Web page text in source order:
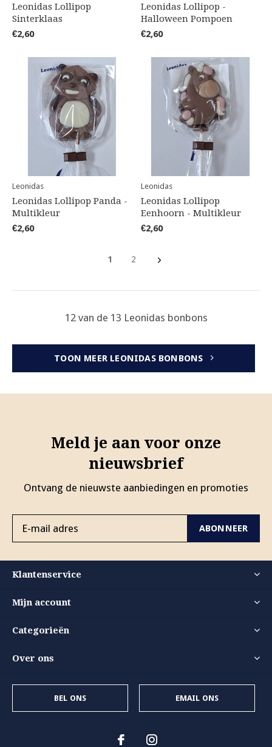
Leonidas Lollipop
Sinterklaas
€2,60
Leonidas Lollipop -
Halloween Pompoen
€2,60
Leonidas
Leonidas Lollipop Panda -
Multikleur
€2,60
Leonidas
Leonidas Lollipop
Eenhoorn - Multikleur
€2,60
1 2
12 van de 13 Leonidas bonbons
TOON MEER LEONIDAS BONBONS
Meld je aan voor onze
nieuwsbrief
Ontvang de nieuwste aanbiedingen en promoties
ABONNEER
Klantenservice
Mijn account
Categorieën
Over ons
BEL ONS EMAIL ONS